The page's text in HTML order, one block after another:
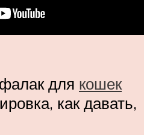
для кошек
как давать,